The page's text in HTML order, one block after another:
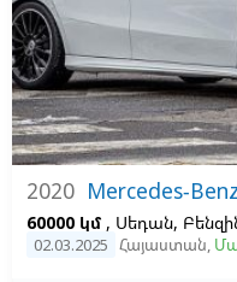
2020 Mercedes-
60000 կմ , Սեդան,
02.03.2025 Հայաստան,